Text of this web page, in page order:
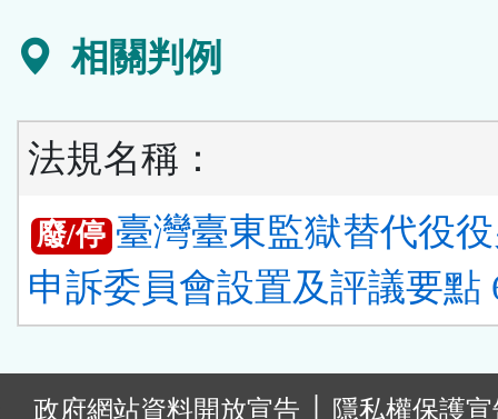
相關判例
法規名稱：
廢/停 臺灣臺東監獄替代役
申訴委員會設置及評議要點
政府網站資料開放宣告
隱私權保護